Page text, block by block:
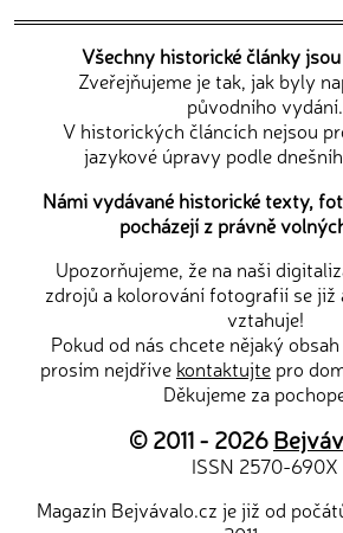
Všechny historické články jsou
Zveřejňujeme je tak, jak byly
původního vydání.
V historických článcích nejsou
jazykové úpravy podle
Námi vydávané historické texty,
pocházejí z právně
Upozorňujeme, že na naši
zdrojů a kolorování fotografií se již
vztahuje!
Pokud od nás chcete nějaký
prosím nejdříve kontaktujte pro
Děkujeme za
© 2011 - 2026
ISSN 2570-690X
Magazín Bejvávalo.cz je již od